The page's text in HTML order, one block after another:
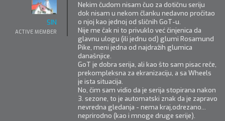
SIN
ACTIVE MEMBER
Nekim čudom nisam čuo za dotičnu seriju
dok nisam u nekom članku nedavno pročitao
o njoj kao jednoj od sličnih GoT-u.
Nije me čak ni to privuklo već činjenica da
glavnu ulogu (ili jednu od) glumi Rosamund
Pike, meni jedna od najdražih glumica
današnjice.
GoT je dobra serija, ali kao što sam pisac reče,
prekompleksna za ekranizaciju, a sa Wheels
je ista situacija.
No, čim sam vidio da je serija stopirana nakon
3. sezone, to je automatski znak da je zapravo
nevredna gledanja - nema kraj,odrezano...
neprirodno (kao i mnoge druge serije).